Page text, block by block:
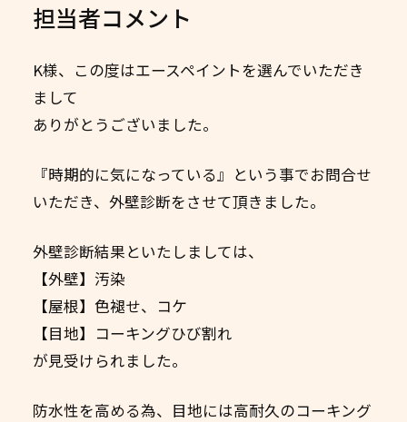
担当者コメント
K様、この度はエースペイントを選んでいただき
まして
ありがとうございました。
『時期的に気になっている』という事でお問合せ
いただき、外壁診断をさせて頂きました。
外壁診断結果といたしましては、
【外壁】汚染
【屋根】色褪せ、コケ
【目地】コーキングひび割れ
が見受けられました。
防水性を高める為、目地には高耐久のコーキング